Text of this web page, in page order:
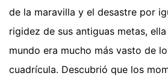
de la maravilla y el desastre por
rigidez de sus antiguas metas,
mundo era mucho más vasto de
cuadrícula. Descubrió que los